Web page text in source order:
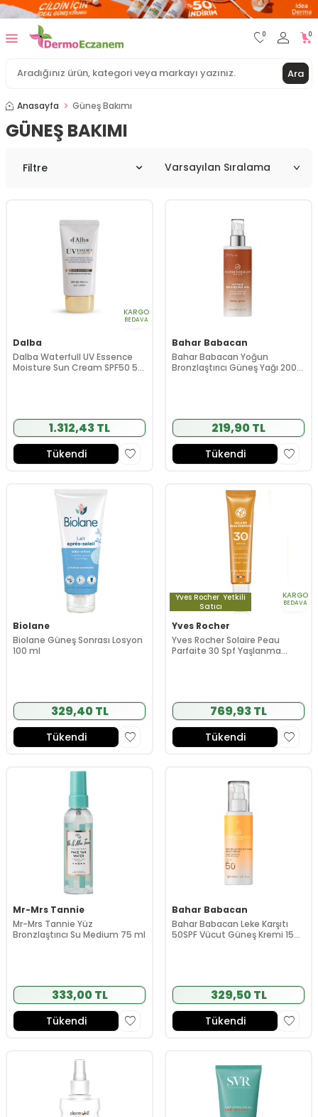
Ara
0 0
Anasayfa Güneş Bakımı
GÜNEŞ BAKIMI
Filtre
KARGO
BEDAVA
Dalba
Dalba Waterfull UV Essence
Moisture Sun Cream SPF50 50
1.312,43 TL
Tükendi
Bahar Babacan
Bahar Babacan Yoğun
Bronzlaştırıcı Güneş Yağı 200
219,90 TL
Tükendi
Biolane
Biolane Güneş Sonrası Losyon
100 ml
329,40 TL
Tükendi
Yves Rocher Yetkili
Satıcı
KARGO
BEDAVA
Yves Rocher
Yves Rocher Solaire Peau
Parfaite 30 Spf Yaşlanma
769,93 TL
Tükendi
Mr-Mrs Tannie
Mr-Mrs Tannie Yüz
Bronzlaştırıcı Su Medium 75 ml
333,00 TL
Tükendi
Bahar Babacan
Bahar Babacan Leke Karşıtı
50SPF Vücut Güneş Kremi 150
329,50 TL
Tükendi